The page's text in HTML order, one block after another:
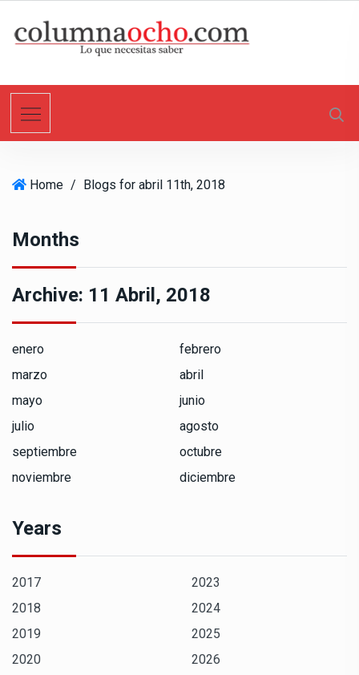
t
Home / Blogs for abril 11th, 2018
Months
Archive: 11 Abril, 2018
enero
febrero
marzo
abril
mayo
junio
julio
agosto
septiembre
octubre
noviembre
diciembre
Years
2017
2018
2019
2020
2023
2024
2025
2026